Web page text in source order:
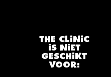
THE CLINIC
IS NIET
GESCHIKT
VOOR: